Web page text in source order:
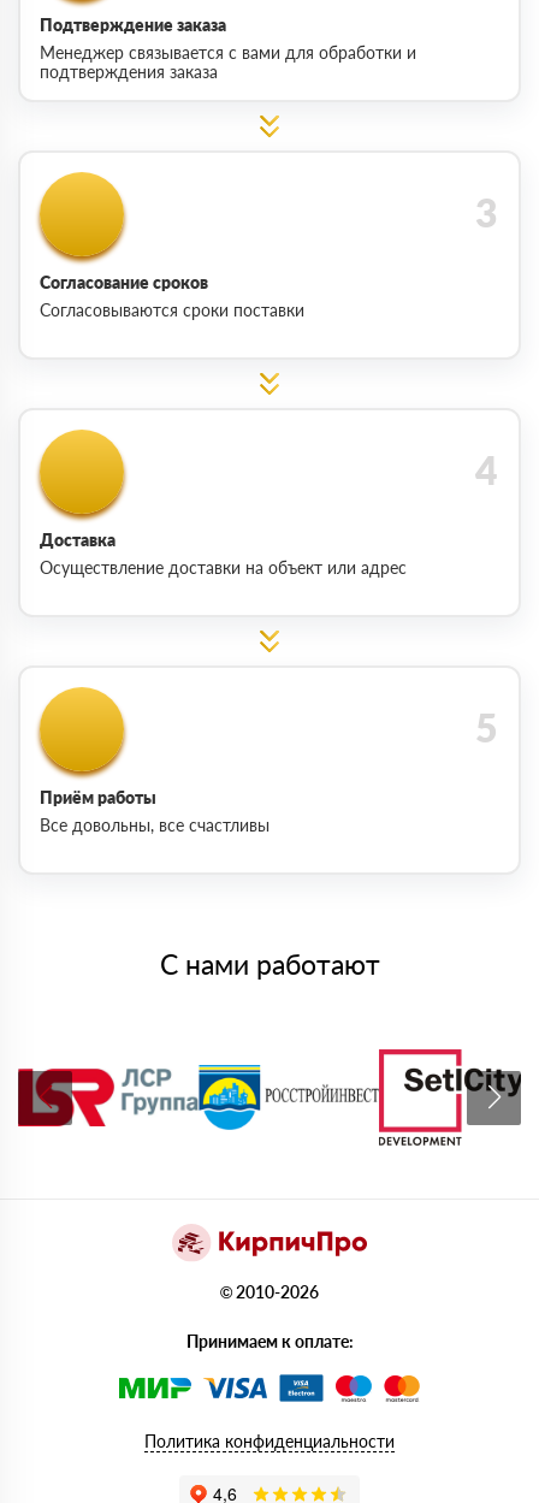
Подтверждение заказа
Менеджер связывается с вами для обработки и
подтверждения заказа
Согласование сроков
Согласовываются сроки поставки
Доставка
Осуществление доставки на объект или адрес
Приём работы
Все довольны, все счастливы
С нами работают
© 2010-2026
Принимаем к оплате:
Политика конфиденциальности